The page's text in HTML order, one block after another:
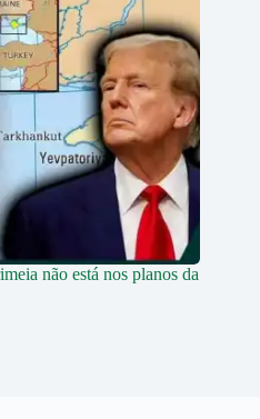
não está nos planos da